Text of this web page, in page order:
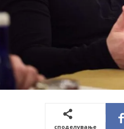
споделување